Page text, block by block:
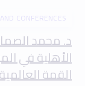
CONFERENCES
د. محمد
الأهلية في
القمة